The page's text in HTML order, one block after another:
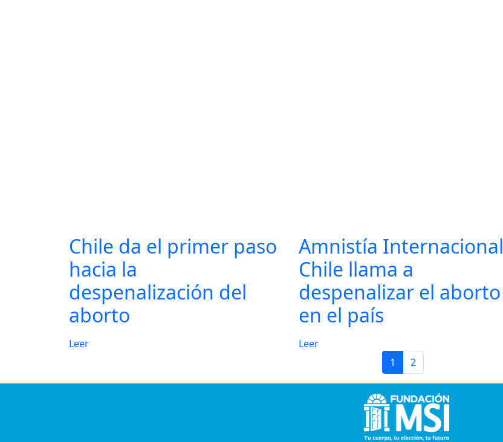
Chile da el primer paso
hacia la
despenalización del
aborto
Leer
Amnistía Internacional
Chile llama a
despenalizar el aborto
en el país
Leer
1 2